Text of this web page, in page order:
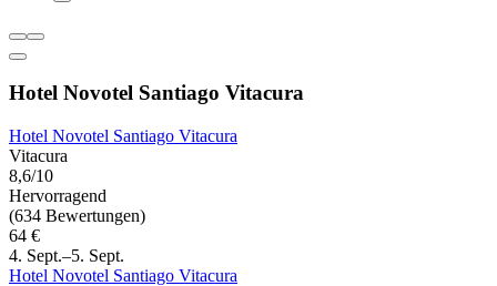
Hotel Novotel Santiago Vitacura
Hotel Novotel Santiago Vitacura
Vitacura
8,6/10
Hervorragend
(634 Bewertungen)
64 €
4. Sept.–5. Sept.
Hotel Novotel Santiago Vitacura